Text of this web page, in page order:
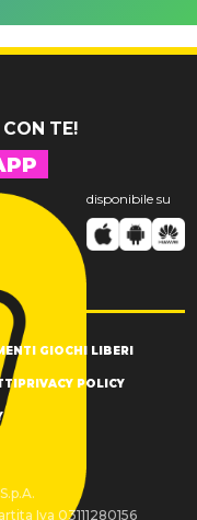
"Sono così
grato alla
TE!
disponibile su
GIOCHI LIBERI
PRIVACY POLICY
Iva 03111280156